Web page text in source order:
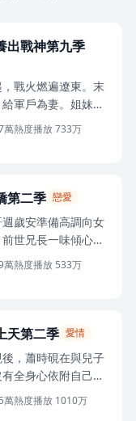
出戰神第九季
戰火燃遍遼東。末
軍戶為妻。姐妹極
，而她只看安全
戶蕭徵。他冷臉拒
萬熱度播放 733万
第二季 戀愛
歲安準備高調向女
世兄長一味傾心蘇
衰敗、二人落得悲
她想方設法勸阻深
逢場作戲的接近，
到堅韌果敢的她，
，她也成功守護住
萬熱度播放 533万
天第二季 愛情
，蕭時硯在與兒子
全身心依附自己，
生母的秘密，才終
。當殷蜜梨孤身對
萬熱度播放 1010万